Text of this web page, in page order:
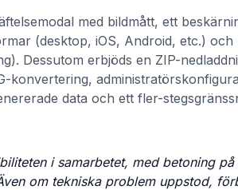
med bildmått, ett
(desktop, iOS, Android, etc.) och
Dessutom erbjöds en ZIP-
konvertering,
data och ett fler-
i samarbetet, med betoning på
om tekniska problem uppstod,